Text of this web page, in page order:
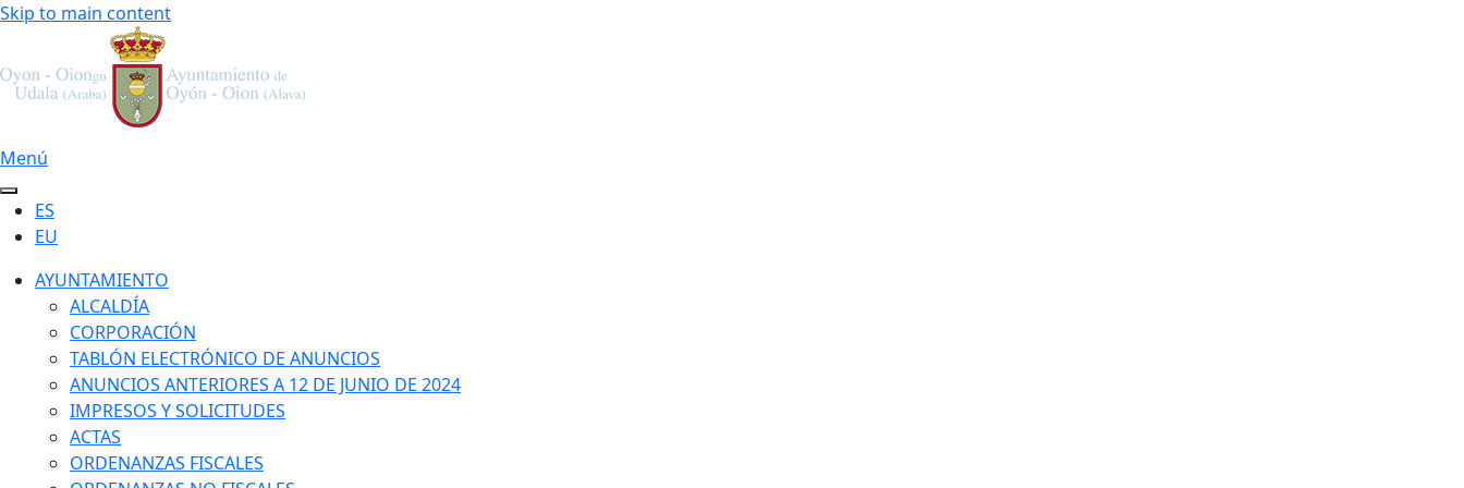
Skip to main content
Menú
ES
EU
AYUNTAMIENTO
ALCALDÍA
CORPORACIÓN
TABLÓN ELECTRÓNICO DE ANUNCIOS
ANUNCIOS ANTERIORES A 12 DE JUNIO DE 2024
IMPRESOS Y SOLICITUDES
ACTAS
ORDENANZAS FISCALES